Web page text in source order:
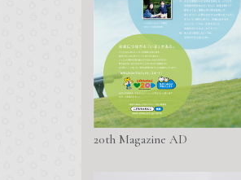
20th Magazine AD